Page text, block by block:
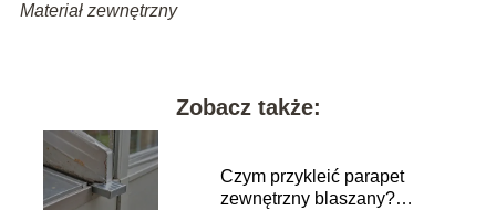
Materiał zewnętrzny
Zobacz także:
Czym przykleić parapet
zewnętrzny blaszany?